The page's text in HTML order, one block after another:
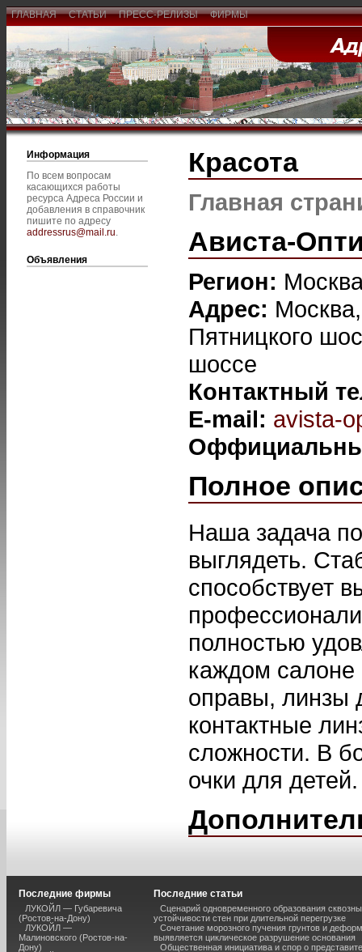
ГЛАВНАЯ СТАТЬИ ПРЕСС-РЕЛИЗЫ ФИРМЫ
Информация
По всем вопросам
касающихся работы
ресурса Адреса России и
добавления в справочник
пишите по адресу
addressrus@mail.ru.
Объявления
Красота
Главная
Aвиcтa-
Регион:
Адрес:
Пятницкого
шоссе
Контактный
E-mail: avista-
Полное
Наша задача
выглядеть.
способствует
полностью
каждом салоне
оправы, линзы
контактные
сложности. В
очки для детей.
Последние фирмы
ЛУКОЙЛ — Губаревича
(Ростов-на-Дону)
ЛУКОЙЛ —
Малиновского (Ростов-на-
Дону)
Последние статьи
Сценарий одновременного образования
устойчивости стен при длительной перегрузке
Сочетание морозного пучения грунтов и
выявляется циклическое разрушение основания
Общественная инициатива и спор о